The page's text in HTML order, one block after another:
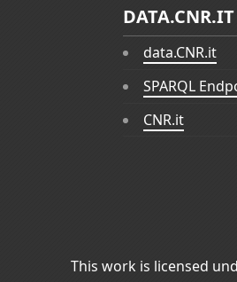
DATA.CNR.IT
data.CNR.it
SPARQL
CNR.it
This work is licensed